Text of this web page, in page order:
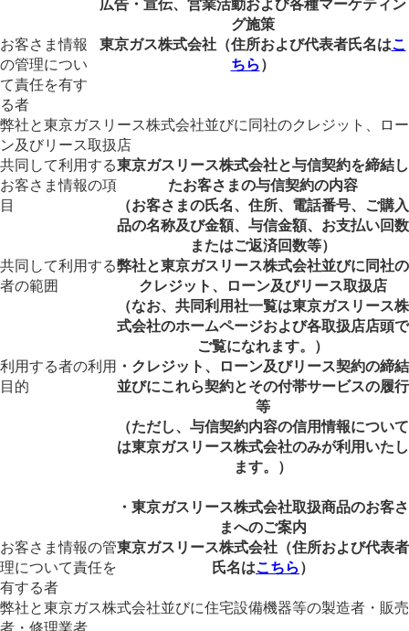
広告・宣伝、営業活動および各種マーケティン
グ施策
お客さま情報
の管理につい
て責任を有す
る者
東京ガス株式会社（住所および代表者氏名はこ
ちら ）
弊社と東京ガスリース株式会社並びに同社のクレジット、ロー
ン及びリース取扱店
共同して利用する
お客さま情報の項
目
東京ガスリース株式会社と与信契約を締結し
たお客さまの与信契約の内容
（お客さまの氏名、住所、電話番号、ご購入
品の名称及び金額、与信金額、お支払い回数
またはご返済回数等）
共同して利用する
者の範囲
弊社と東京ガスリース株式会社並びに同社の
クレジット、ローン及びリース取扱店
（なお、共同利用社一覧は東京ガスリース株
式会社のホームページおよび各取扱店店頭で
ご覧になれます。）
利用する者の利用
目的
・クレジット、ローン及びリース契約の締結
並びにこれら契約とその付帯サービスの履行
等
（ただし、与信契約内容の信用情報について
は東京ガスリース株式会社のみが利用いたし
ます。）
・東京ガスリース株式会社取扱商品のお客さ
まへのご案内
お客さま情報の管
理について責任を
有する者
東京ガスリース株式会社（住所および代表者
氏名はこちら ）
弊社と東京ガス株式会社並びに住宅設備機器等の製造者・販売